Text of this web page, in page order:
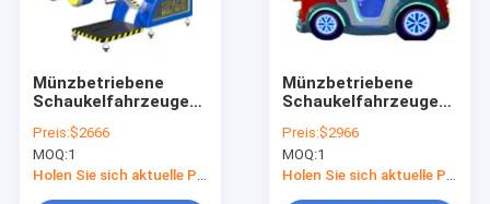
Münzbetriebene
Schaukelfahrzeuge
und fröhliche Lieder
für Kinder
Preis:$2666
MOQ:1
Holen Sie sich aktuelle Preis
Münzbetriebene
Schaukelfahrzeuge
und fröhliche Lieder
für Kinder
Preis:$2966
MOQ:1
Holen Sie sich aktuelle Preis